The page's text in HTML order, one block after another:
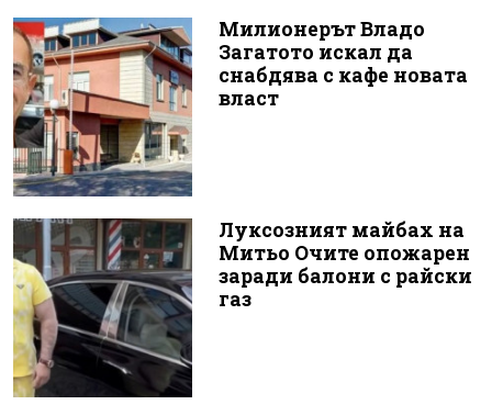
Милионерът Владо
Загатото искал да
снабдява с кафе новата
власт
Луксозният майбах на
Митьо Очите опожарен
заради балони с райски
газ